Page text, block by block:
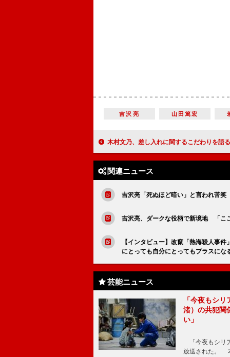
吉沢亮 山田篤宏
木村文乃、差し入れに関するこだわりを語る 「喜んでもらうために、そこは
関連ニュース
吉沢亮「死ぬほど暗い」と言われ苦
吉沢亮、ダークな役柄で新境地 「こ
【インタビュー】改竄「熱海殺人事
にとっても自分にとってもプラスにな
芸能ニュース
「今夜もシ
渚）の共犯関
い」
「今夜もシリ
放送された。